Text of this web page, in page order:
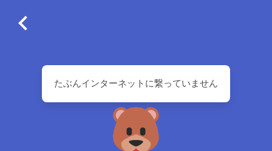
たぶんインターネットに繋っていません